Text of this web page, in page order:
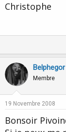
Christophe
Belphegor
Membre
19 Novembre 2008
Bonsoir